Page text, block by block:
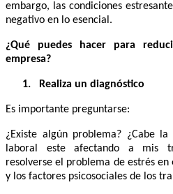
embargo, las condiciones
negativo en lo esencial.
¿Qué puedes hacer para
empresa?
1. Realiza un diagnóstico
Es importante preguntarse:
¿Existe algún problema? ¿Cabe
laboral este afectando a mis
resolverse el problema de estrés
y los factores psicosociales de los